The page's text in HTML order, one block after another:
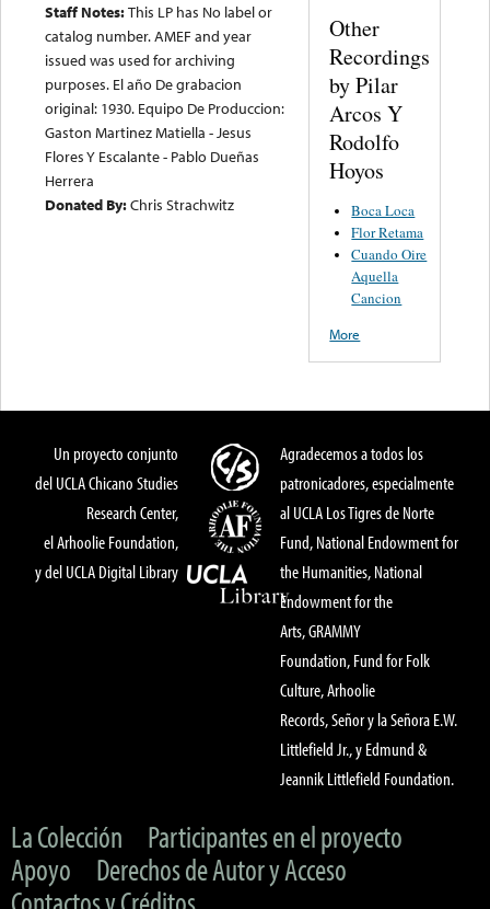
Staff Notes:This LP has No label or
catalog number. AMEF and year
issued was used for archiving
purposes. El año De grabacion
original: 1930. Equipo De Produccion:
Gaston Martinez Matiella - Jesus
Flores Y Escalante - Pablo Dueñas
Herrera
Donated By:Chris Strachwitz
Other
Recordings
by Pilar
Arcos Y
Rodolfo
Hoyos
Boca Loca
Flor Retama
Cuando Oire
Aquella
Cancion
More
Un proyecto conjunto
del UCLA Chicano Studies
Research Center,
el Arhoolie Foundation,
y del UCLA Digital Library
Agradecemos a todos los
patronicadores, especialmente
al UCLA Los Tigres de Norte
Fund, National Endowment for
the Humanities, National
Endowment for the
Arts, GRAMMY
Foundation, Fund for Folk
Culture, Arhoolie
Records, Señor y la Señora E.W.
Littlefield Jr., y Edmund &
Jeannik Littlefield Foundation.
La Colección
Participantes en el proyecto
Apoyo
Derechos de Autor y Acceso